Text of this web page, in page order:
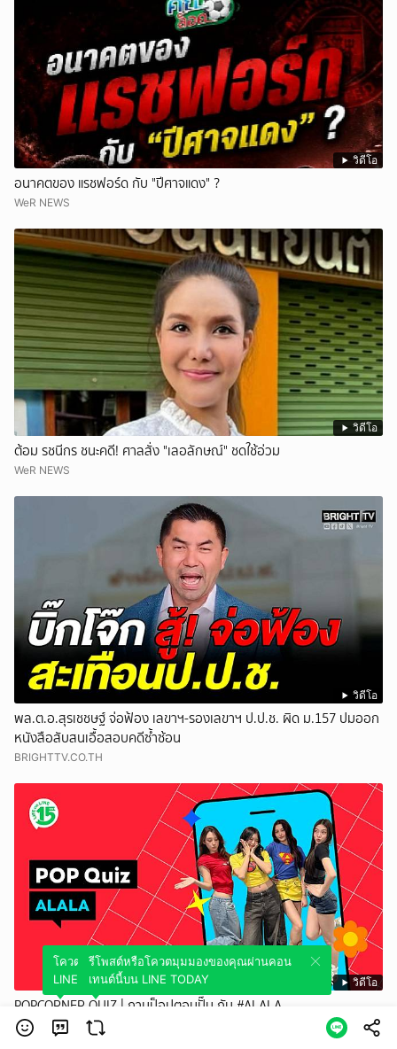
วิดีโอ
อนาคตของ แรชฟอร์ด กับ "ปีศาจแดง" ?
WeR NEWS
วิดีโอ
ต้อม รชนีกร ชนะคดี! ศาลสั่ง "เลอลักษณ์" ชดใช้อ่วม
WeR NEWS
วิดีโอ
พล.ต.อ.สุรเชชษฐ์ จ่อฟ้อง เลขาฯ-รองเลขาฯ ป.ป.ช. ผิด ม.157 ปมออก
หนังสือสับสนเอื้อสอบคดีซ้ำซ้อน
BRIGHTTV.CO.TH
วิดีโอ
POPCORNER QUIZ | ถามป็อปตอบปั๊บ กับ #ALALA
POPCORNER
โควตมุมมองของคุณผ่านคอนเทนต์นี้บน
LINE TODAY
รีโพสต์หรือโควตมุมมองของคุณผ่านคอน
เทนต์นี้บน LINE TODAY